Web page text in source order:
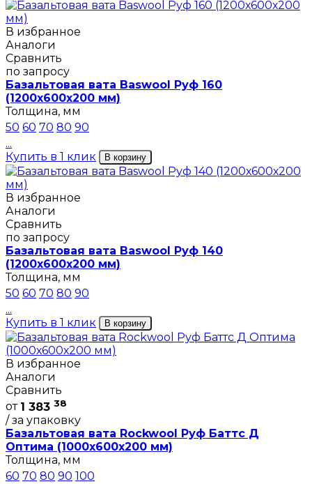
В избранное
Аналоги
Сравнить
по запросу
Базальтовая вата Baswool Руф 160
(1200х600х200 мм)
Толщина, мм
50 60 70 80 90
...
Купить в 1 клик
В корзину
В избранное
Аналоги
Сравнить
по запросу
Базальтовая вата Baswool Руф 140
(1200х600х200 мм)
Толщина, мм
50 60 70 80 90
...
Купить в 1 клик
В корзину
В избранное
Аналоги
Сравнить
от 1 383 38
/ за упаковку
Базальтовая вата Rockwool Руф Баттс Д
Оптима (1000х600х200 мм)
Толщина, мм
60 70 80 90 100